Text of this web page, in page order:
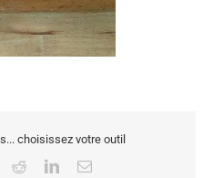
choisissez votre outil
TwitterRedditLinkedInEmail